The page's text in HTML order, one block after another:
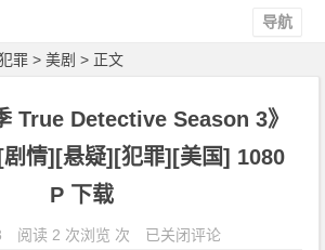
导航
罪 >美剧 > 正文
True Detective Season 3》
情][悬疑][犯罪][美国] 1080
P 下载
阅读 2 次浏览 次
《真
已关闭评论